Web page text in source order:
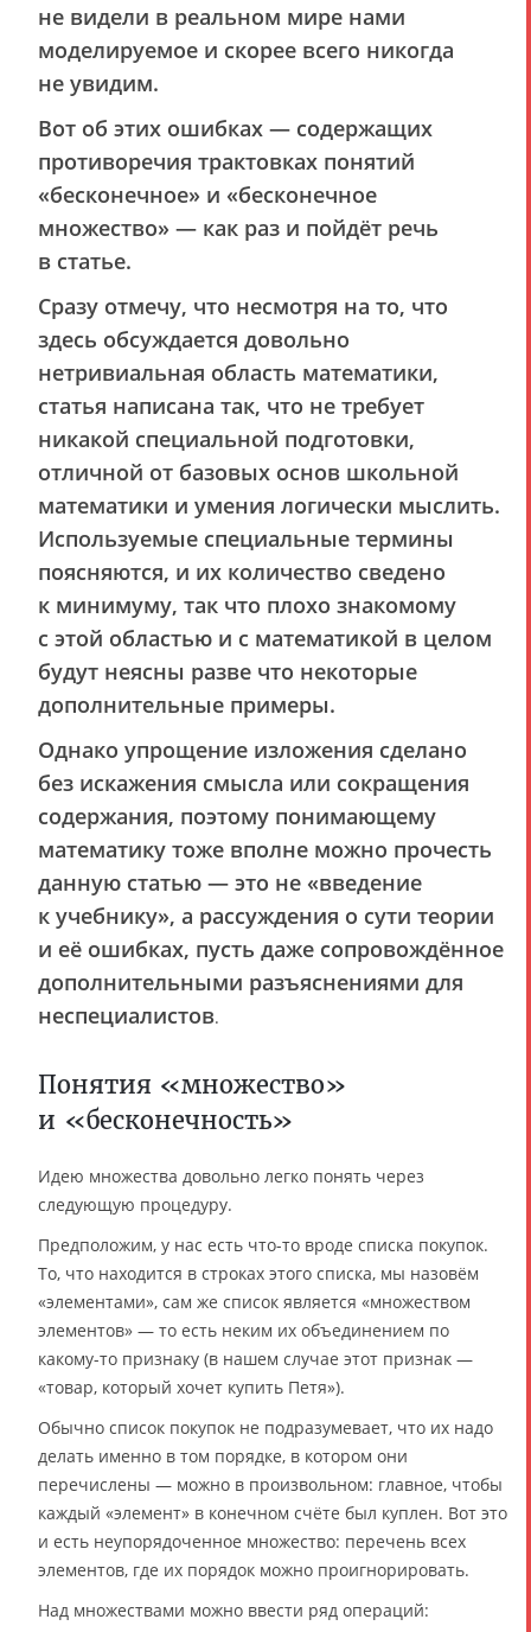
не видели в реальном мире нами
моделируемое и скорее всего никогда
не увидим.
Вот об этих ошибках — содержащих
противоречия трактовках понятий
«бесконечное» и «бесконечное
множество» — как раз и пойдёт речь
в статье.
Сразу отмечу, что несмотря на то, что
здесь обсуждается довольно
нетривиальная область математики,
статья написана так, что не требует
никакой специальной подготовки,
отличной от базовых основ школьной
математики и умения логически мыслить.
Используемые специальные термины
поясняются, и их количество сведено
к минимуму, так что плохо знакомому
с этой областью и с математикой в целом
будут неясны разве что некоторые
дополнительные примеры.
Однако упрощение изложения сделано
без искажения смысла или сокращения
содержания, поэтому понимающему
математику тоже вполне можно прочесть
данную статью — это не «введение
к учебнику», а рассуждения о сути теории
и её ошибках, пусть даже сопровождённое
дополнительными разъяснениями для
неспециалистов.
Понятия «множество»
и «бесконечность»
Идею множества довольно легко понять через
следующую процедуру.
Предположим, у нас есть что-то вроде списка покупок.
То, что находится в строках этого списка, мы назовём
«элементами», сам же список является «множеством
элементов» — то есть неким их объединением по
какому-то признаку (в нашем случае этот признак —
«товар, который хочет купить Петя»).
Обычно список покупок не подразумевает, что их надо
делать именно в том порядке, в котором они
перечислены — можно в произвольном: главное, чтобы
каждый «элемент» в конечном счёте был куплен. Вот это
и есть неупорядоченное множество: перечень всех
элементов, где их порядок можно проигнорировать.
Над множествами можно ввести ряд операций: